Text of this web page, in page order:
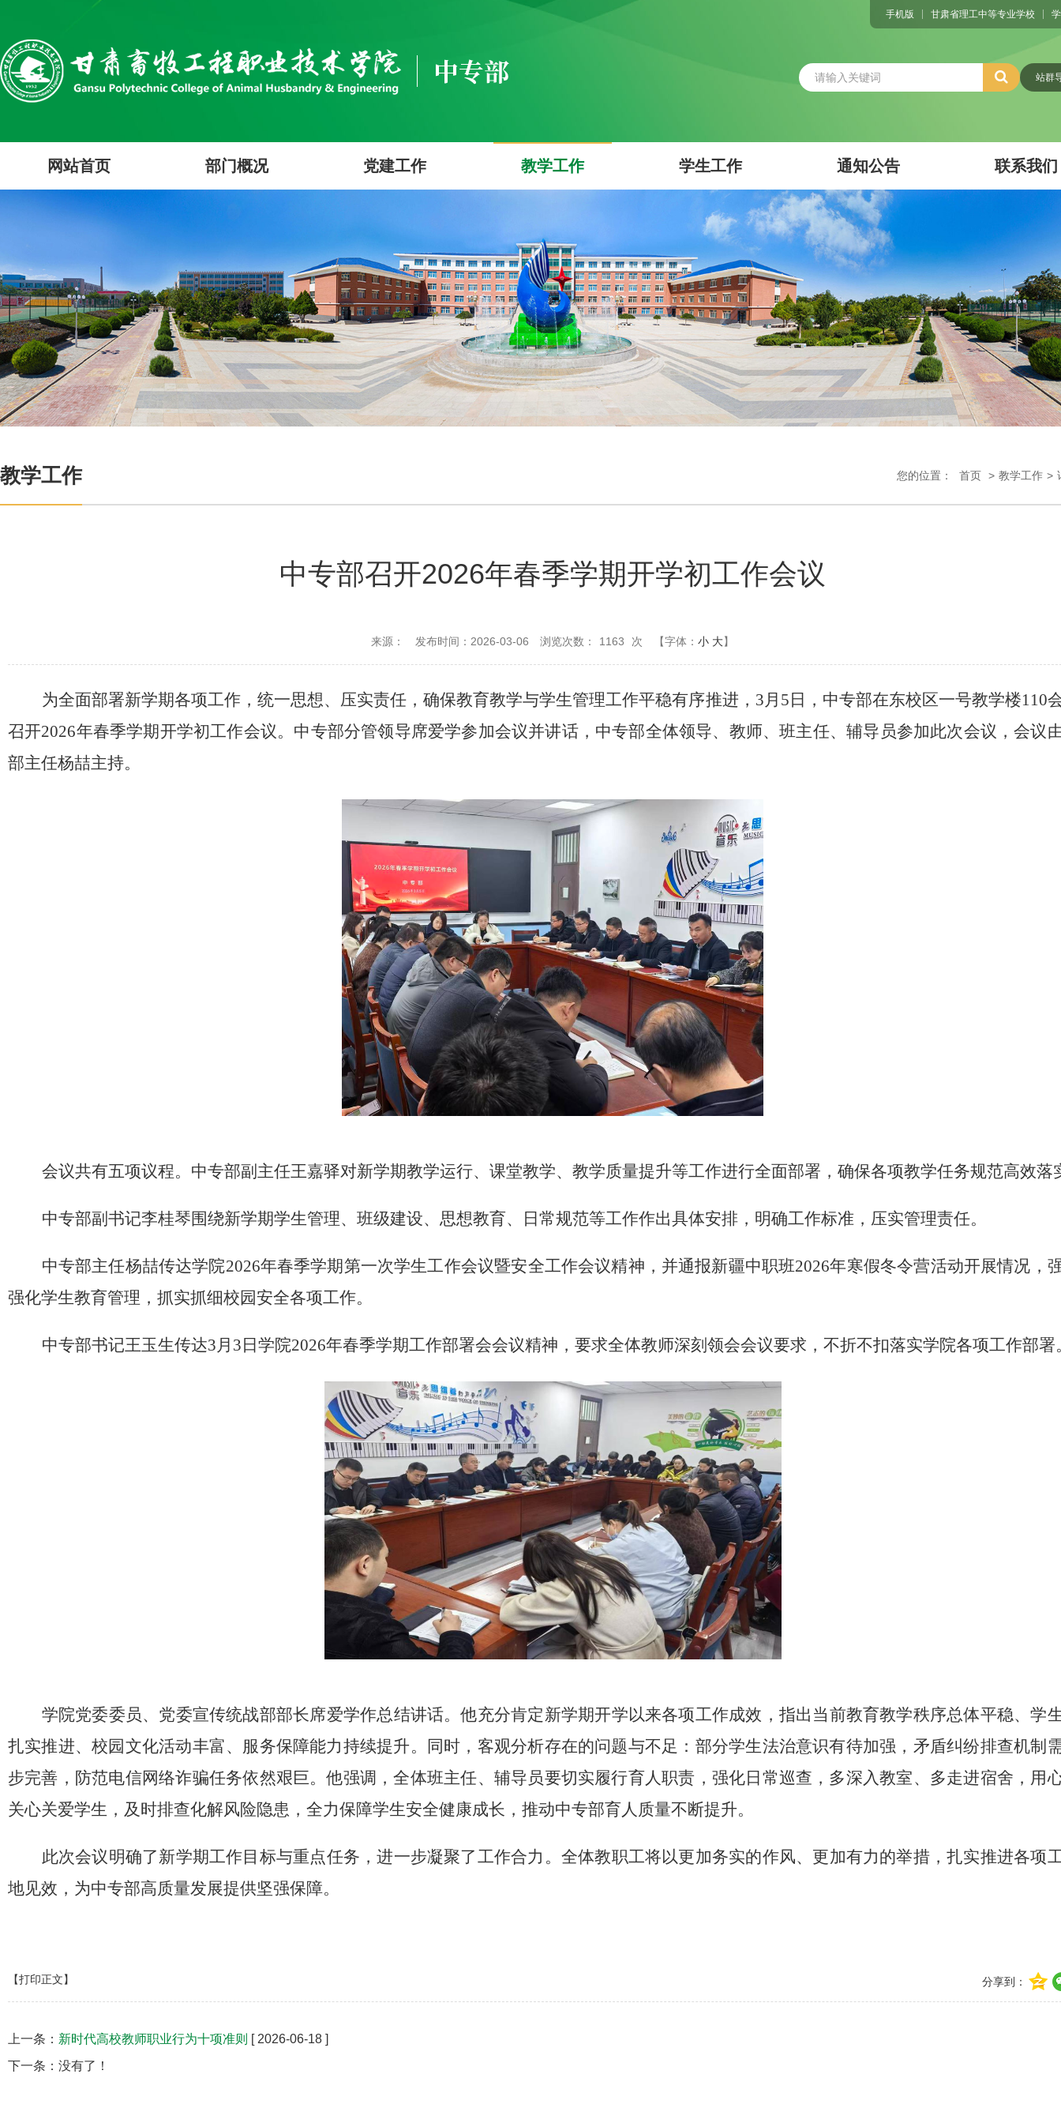
手机版 甘肃省理工中等专业学校
站群
网站首页 部门概况 党建工作 教学工作 学生工作 通知公告 联系我们
您的位置： 首页 > 教学工作 >
教学工作
中专部召开2026年春季学期开学初工作会议
来源： 发布时间：2026-03-06 浏览次数： 1163 次 【字体： 小 大】
为全面部署新学期各项工作，统一思想、压实责任，确保教育教学与学生管理工作平稳有序推进，3月5日，中专部在东校区一号教学楼110
召开2026年春季学期开学初工作会议。中专部分管领导席爱学参加会议并讲话，中专部全体领导、教师、班主任、辅导员参加此次会议，会议
部主任杨喆主持。
会议共有五项议程。 中专部副主任王嘉驿对新学期教学运行、课堂教学、教学质量提升等工作进行全面部署，确保各项教学任务规范高效落
中专部副书记李桂琴围绕新学期学生管理、班级建设、思想教育、日常规范等工作作出具体安排，明确工作标准，压实管理责任。
中专部主任杨喆传达学院2026年春季学期第一次学生工作会议暨安全工作会议精神，并通报新疆中职班2026年寒假冬令营活动开展情况，
强化学生教育管理，抓实抓细校园安全各项工作。
中专部书记王玉生传达3月3日学院2026年春季学期工作部署会会议精神，要求全体教师深刻领会会议要求，不折不扣落实学院各项工作部署
学院党委委员、党委宣传统战部部长席爱学作总结讲话。他充分肯定新学期开学以来各项工作成效，指出当前教育教学秩序总体平稳、学
扎实推进、校园文化活动丰富、服务保障能力持续提升。同时，客观分析存在的问题与不足：部分学生法治意识有待加强，矛盾纠纷排查机制
步完善，防范电信网络诈骗任务依然艰巨。他强调，全体班主任、辅导员要切实履行育人职责，强化日常巡查，多深入教室、多走进宿舍，用
关心关爱学生，及时排查化解风险隐患，全力保障学生安全健康成长，推动中专部育人质量不断提升。
此次会议明确了新学期工作目标与重点任务，进一步凝聚了工作合力。全体教职工将以更加务实的作风、更加有力的举措，扎实推进各项
地见效，为中专部高质量发展提供坚强保障。
分享到：
【打印正文】
上一条： 新时代高校教师职业行为十项准则 [ 2026-06-18 ]
下一条：没有了！